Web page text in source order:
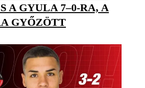
A GYULA 7–0-RA, A
GYŐZÖTT